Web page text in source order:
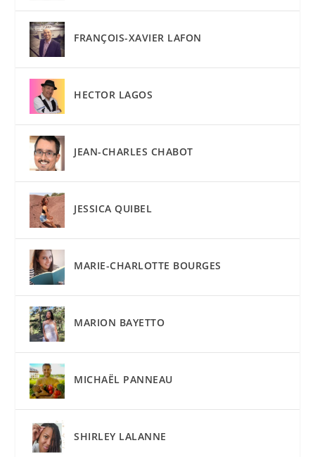
FRANÇOIS-XAVIER LAFON
HECTOR LAGOS
JEAN-CHARLES CHABOT
JESSICA QUIBEL
MARIE-CHARLOTTE BOURGES
MARION BAYETTO
MICHAËL PANNEAU
SHIRLEY LALANNE